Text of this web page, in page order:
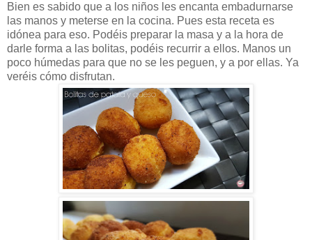
Bien es sabido que a los niños les encanta embadurnarse
las manos y meterse en la cocina. Pues esta receta es
idónea para eso. Podéis preparar la masa y a la hora de
darle forma a las bolitas, podéis recurrir a ellos. Manos un
poco húmedas para que no se les peguen, y a por ellas. Ya
veréis cómo disfrutan.